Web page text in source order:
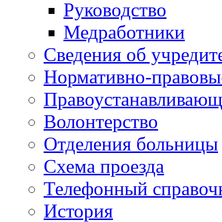
Руководство
Медработники
Сведения об
Нормативно-
Волонтерство
Отделения больницы
Схема проезда
Телефонный
История